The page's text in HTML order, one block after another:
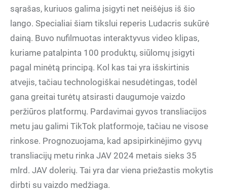
sąrašas, kuriuos galima įsigyti net neišėjus iš šio
lango. Specialiai šiam tikslui reperis Ludacris sukūrė
dainą. Buvo nufilmuotas interaktyvus video klipas,
kuriame patalpinta 100 produktų, siūlomų įsigyti
pagal minėtą principą. Kol kas tai yra išskirtinis
atvejis, tačiau technologiškai nesudėtingas, todėl
gana greitai turėtų atsirasti daugumoje vaizdo
peržiūros platformų. Pardavimai gyvos transliacijos
metu jau galimi TikTok platformoje, tačiau ne visose
rinkose. Prognozuojama, kad apsipirkinėjimo gyvų
transliacijų metu rinka JAV 2024 metais sieks 35
mlrd. JAV dolerių. Tai yra dar viena priežastis mokytis
dirbti su vaizdo medžiaga.